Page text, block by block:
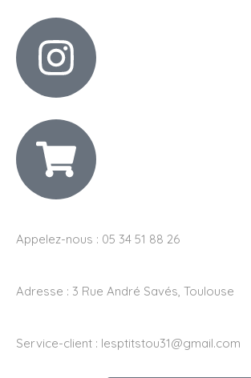
Appelez-nous : 05 34 51 88 26
Adresse : 3 Rue André Savés, Toulouse
Service-client : lesptitstou31@gmail.com